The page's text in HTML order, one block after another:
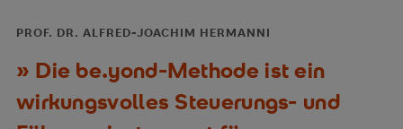
Bedeutung und Wirkung der Führungskultur
Ganzheitliche Implementierung in der
Organisation
Die be.yond-Methode ist ein
wirkungsvolles Steuerungs- und
PROF. DR. ALFRED-JOACHIM HERMANNI